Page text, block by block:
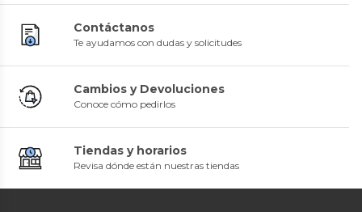
Contáctanos
Te ayudamos con dudas y solicitudes
Cambios y Devoluciones
Conoce cómo pedirlos
Tiendas y horarios
Revisa dónde están nuestras tiendas